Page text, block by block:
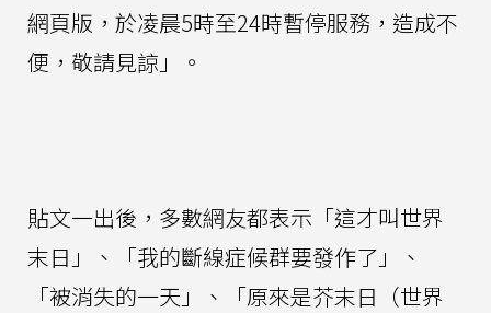
網頁版，於凌晨5時至24時暫停服務，造成不
便，敬請見諒」。
貼文一出後，多數網友都表示「這才叫世界
末日」、「我的斷線症候群要發作了」、
「被消失的一天」、「原來是芥末日（世界